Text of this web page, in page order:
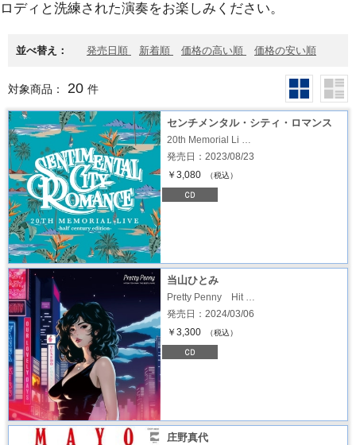
ロディと洗練された演奏をお楽しみください。
並べ替え： 発売日順 新着順 価格の高い順 価格の安い順
対象商品： 20 件
センチメンタル・シティ・ロマンス
20th Memorial Li …
発売日：2023/08/23
￥3,080
（税込）
当山ひとみ
Pretty Penny Hit …
発売日：2024/03/06
￥3,300
（税込）
庄野真代